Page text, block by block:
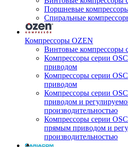
Поршневые
Спиральные
Компрессоры OZEN
Винтовые компрессоры
Компрессоры серии
приводом
Компрессоры серии
приводом
Компрессоры серии
приводом и
производительностью
Компрессоры серии
прямым приводом и
производительностью